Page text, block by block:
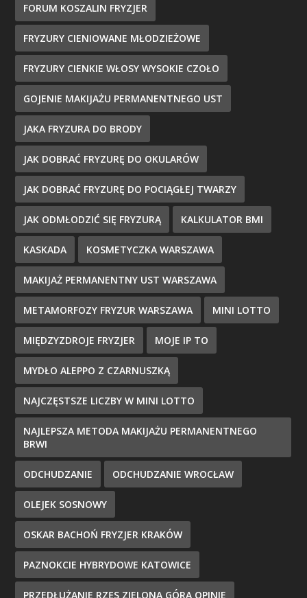
FORUM KOSZALIN FRYZJER
FRYZURY CIENIOWANE MŁODZIEŻOWE
FRYZURY CIENKIE WŁOSY WYSOKIE CZOŁO
GOJENIE MAKIJAŻU PERMANENTNEGO UST
JAKA FRYZURA DO BRODY
JAK DOBRAĆ FRYZURĘ DO OKULARÓW
JAK DOBRAĆ FRYZURĘ DO POCIĄGŁEJ TWARZY
JAK ODMŁODZIĆ SIĘ FRYZURĄ KALKULATOR BMI
KASKADA KOSMETYCZKA WARSZAWA
MAKIJAŻ PERMANENTNY UST WARSZAWA
METAMORFOZY FRYZUR WARSZAWA MINI LOTTO
MIĘDZYZDROJE FRYZJER MOJE IP TO
MYDŁO ALEPPO Z CZARNUSZKĄ
NAJCZĘSTSZE LICZBY W MINI LOTTO
NAJLEPSZA METODA MAKIJAŻU PERMANENTNEGO
BRWI
ODCHUDZANIE ODCHUDZANIE WROCŁAW
OLEJEK SOSNOWY
OSKAR BACHOŃ FRYZJER KRAKÓW
PAZNOKCIE HYBRYDOWE KATOWICE
PRZEDŁUŻANIE RZĘS ZIELONA GÓRA OPINIE